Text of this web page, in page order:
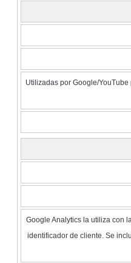
Utilizadas por Google/
Google Analytics la utiliza con
identificador de cliente. Se